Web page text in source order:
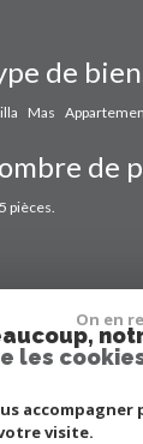
de
Mas
de
5 pièces.
réservés |
légales-Nos
nos annonces-
internet compatible
site adaptable à
On en
les
accompagner
visite.